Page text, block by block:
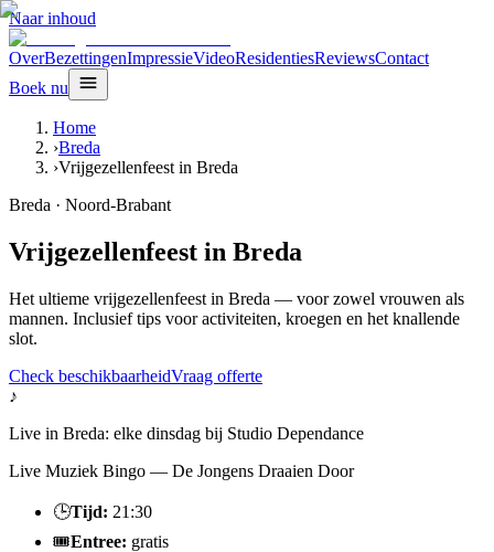
Naar inhoud
OverBezettingenImpressieVideoResidentiesReviewsContact
Boek nu
Home
›Breda
›Vrijgezellenfeest in Breda
Breda · Noord-Brabant
Vrijgezellenfeest in Breda
Het ultieme vrijgezellenfeest in Breda — voor zowel vrouwen als
mannen. Inclusief tips voor activiteiten, kroegen en het knallende
slot.
Check beschikbaarheidVraag offerte
♪
Live in Breda: elke dinsdag bij Studio Dependance
Live Muziek Bingo — De Jongens Draaien Door
🕒Tijd: 21:30
🎟️Entree: gratis